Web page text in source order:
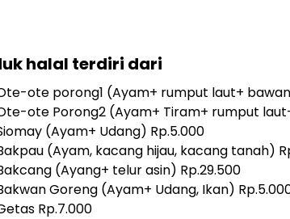
halal terdiri dari
ote porong1 (Ayam+ rumput laut+
ote Porong2 (Ayam+ Tiram+ rumput
(Ayam+ Udang) Rp.5.000
(Ayam, kacang hijau, kacang tanah)
(Ayang+ telur asin) Rp.29.500
Goreng (Ayam+ Udang, Ikan)
Rp.7.000